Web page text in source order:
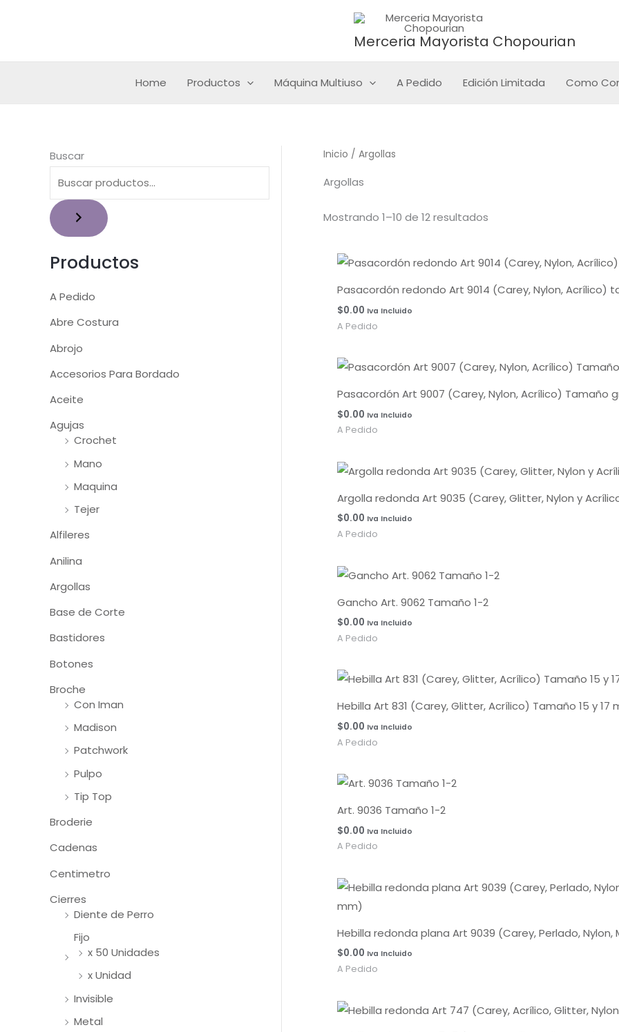
Merceria Mayorista Chopourian
Home Productos Máquina Multiuso A Pedido Edición Limitada Como
Buscar
Productos
A Pedido
Abre Costura
Abrojo
Accesorios Para Bordado
Aceite
Agujas
Crochet
Mano
Maquina
Tejer
Alfileres
Anilina
Argollas
Base de Corte
Bastidores
Botones
Broche
Con Iman
Madison
Patchwork
Pulpo
Tip Top
Broderie
Cadenas
Centimetro
Cierres
Diente de Perro
Fijo
x 50 Unidades
x Unidad
Invisible
Metal
Inicio / Argollas
Argollas
Mostrando 1–10 de 12 resultados
Pasacordón redondo Art 9014 (Carey, Nylon, Acrílico)
$0.00 Iva Incluido
A Pedido
Pasacordón Art 9007 (Carey, Nylon, Acrílico) Tamaño
$0.00 Iva Incluido
A Pedido
Argolla redonda Art 9035 (Carey, Glitter, Nylon y
$0.00 Iva Incluido
A Pedido
Gancho Art. 9062 Tamaño 1-2
$0.00 Iva Incluido
A Pedido
Hebilla Art 831 (Carey, Glitter, Acrílico) Tamaño 15 y 17
$0.00 Iva Incluido
A Pedido
Art. 9036 Tamaño 1-2
$0.00 Iva Incluido
A Pedido
Hebilla redonda plana Art 9039 (Carey, Perlado,
$0.00 Iva Incluido
A Pedido